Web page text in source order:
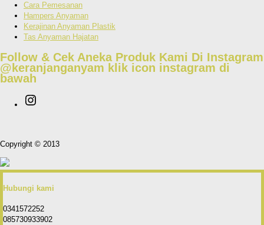
Cara Pemesanan
Hampers Anyaman
Kerajinan Anyaman Plastik
Tas Anyaman Hajatan
Follow & Cek Aneka Produk Kami Di Instagram
@keranjanganyam klik icon instagram di
bawah
Copyright © 2013
Hubungi kami
0341572252
085730933902